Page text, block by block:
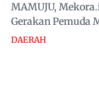
MAMUJU,
Gerakan Pemuda
DAERAH